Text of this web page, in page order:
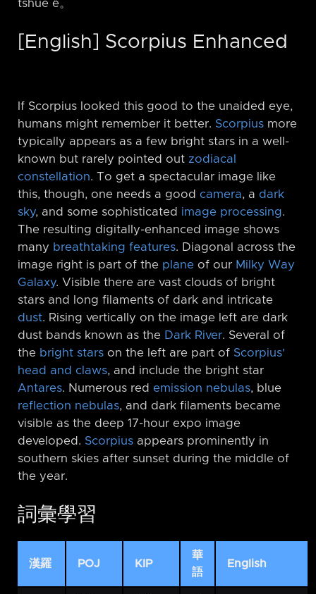
tshue ê。
[English] Scorpius Enhanced
If Scorpius looked this good to the unaided eye,
humans might remember it better. Scorpius more
typically appears as a few bright stars in a well-
known but rarely pointed out zodiacal
constellation. To get a spectacular image like
this, though, one needs a good camera, a dark
sky, and some sophisticated image processing.
The resulting digitally-enhanced image shows
many breathtaking features. Diagonal across the
image right is part of the plane of our Milky Way
Galaxy. Visible there are vast clouds of bright
stars and long filaments of dark and intricate
dust. Rising vertically on the image left are dark
dust bands known as the Dark River. Several of
the bright stars on the left are part of Scorpius'
head and claws, and include the bright star
Antares. Numerous red emission nebulas, blue
reflection nebulas, and dark filaments became
visible as the deep 17-hour expo image
developed. Scorpius appears prominently in
southern skies after sunset during the middle of
the year.
詞彙學習
漢羅 POJ KIP
華
語
English